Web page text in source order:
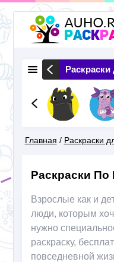
Природа
Здесь
Главная / Раскраски
Раскраски
Взрослые как и
люди, которым
нужно
раскраску,
повседневной